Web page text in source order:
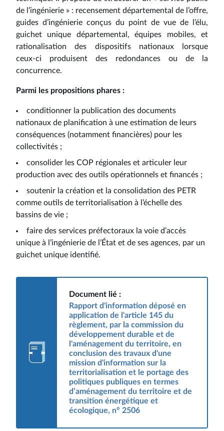
de l’ingénierie » : recensement départemental de l’offre,
guides d’ingénierie conçus du point de vue de l’élu,
guichet unique départemental, équipes mobiles, et
rationalisation des dispositifs nationaux lorsque
ceux‑ci produisent des redondances ou de la
concurrence.
Parmi les propositions phares :
conditionner la publication des documents
nationaux de planification à une estimation de leurs
conséquences (notamment financières) pour les
collectivités ;
consolider les COP régionales et articuler leur
production avec des outils opérationnels et financés ;
soutenir la création et la consolidation des PETR
comme outils de territorialisation à l’échelle des
bassins de vie ;
faire des services préfectoraux la voie d’accès
unique à l’ingénierie de l’État et de ses agences, par un
guichet unique identifié.
Document lié :
Rapport d'information déposé en
application de l'article 145 du
règlement, par la commission du
développement durable et de
l'aménagement du territoire, en
conclusion des travaux d'une
mission d'information sur la
territorialisation et le portage des
politiques publiques en termes
d’aménagement du territoire et de
transition énergétique et
écologique, n° 2506